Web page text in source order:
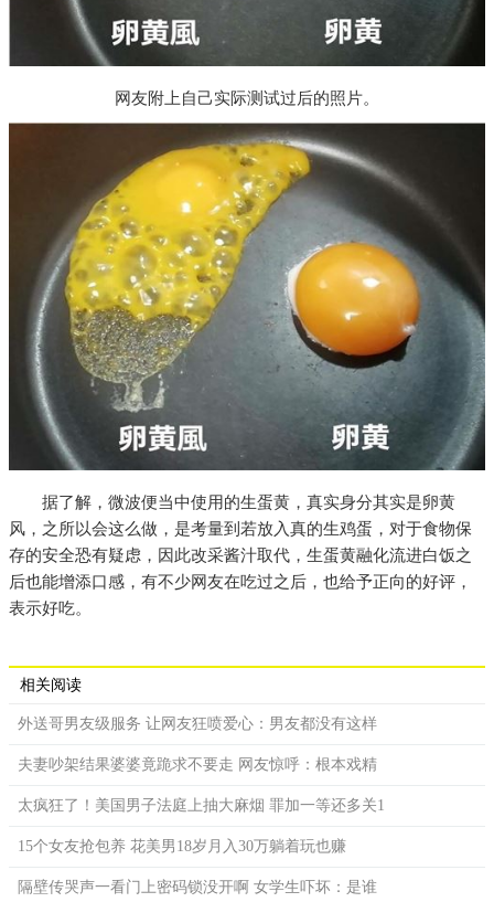
网友附上自己实际测试过后的照片。
据了解，微波便当中使用的生蛋黄，真实身分其实是卵黄
风，之所以会这么做，是考量到若放入真的生鸡蛋，对于食物保
存的安全恐有疑虑，因此改采酱汁取代，生蛋黄融化流进白饭之
后也能增添口感，有不少网友在吃过之后，也给予正向的好评，
表示好吃。
相关阅读
外送哥男友级服务 让网友狂喷爱心：男友都没有这样
夫妻吵架结果婆婆竟跪求不要走 网友惊呼：根本戏精
太疯狂了！美国男子法庭上抽大麻烟 罪加一等还多关1
15个女友抢包养 花美男18岁月入30万躺着玩也赚
隔壁传哭声一看门上密码锁没开啊 女学生吓坏：是谁